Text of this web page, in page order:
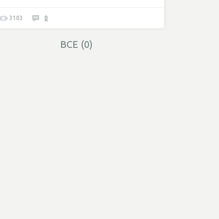
3103 0
ВСЕ (0)